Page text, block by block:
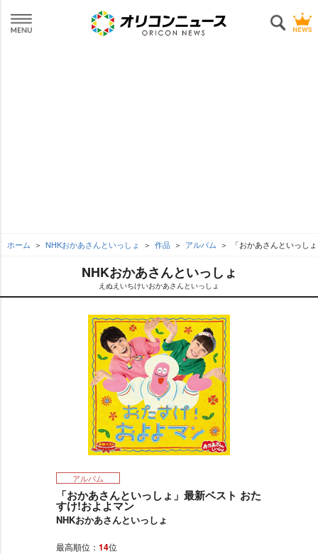
ホーム NHKおかあさんといっしょ 作品 アルバム 「おかあさんといっし
NHKおかあさんといっしょ
えぬえいちけいおかあさんといっしょ
アルバム
「おかあさんといっしょ」最新ベスト おた
すけ!およよマン
NHKおかあさんといっしょ
最高順位： 14位